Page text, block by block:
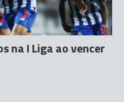
na I Liga ao vencer